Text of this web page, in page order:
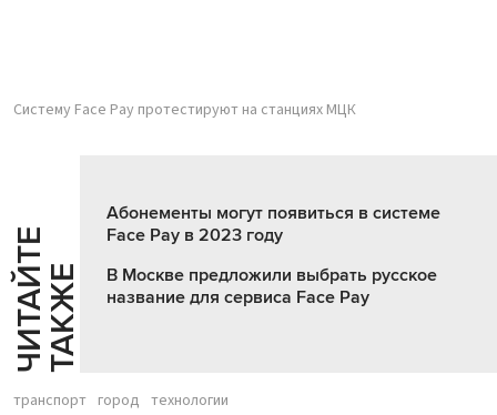
Систему Face Pay протестируют на станциях МЦК
Ч
И
Т
АЙ
Т
Е
Т
А
К
ЖЕ
Абонементы могут появиться в системе
Face Pay в 2023 году
В Москве предложили выбрать русское
название для сервиса Face Pay
транспорт город технологии